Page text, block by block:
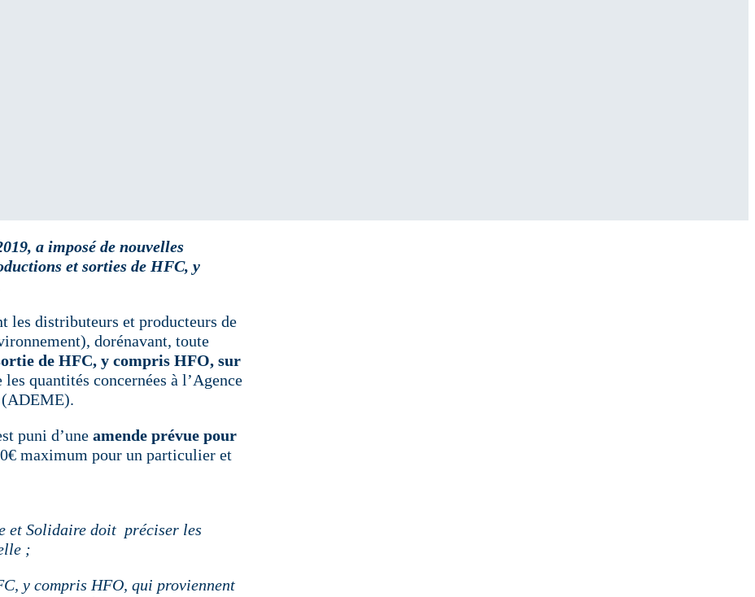
a imposé de nouvelles
et sorties de HFC, y
les distributeurs et producteurs de
dorénavant, toute
de HFC, y compris HFO, sur
quantités concernées à l’Agence
(ADEME).
puni d’une amende prévue pour
maximum pour un particulier et
et Solidaire doit préciser les
;
y compris HFO, qui proviennent